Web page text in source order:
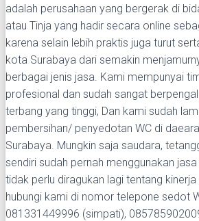
adalah perusahaan yang bergerak di
atau Tinja yang hadir secara online
karena selain lebih praktis juga turut
kota Surabaya dari semakin
berbagai jenis jasa. Kami mempunyai
profesional dan sudah sangat
terbang yang tinggi, Dan kami sudah
pembersihan/ penyedotan WC di
Surabaya. Mungkin saja saudara,
sendiri sudah pernah menggunakan
tidak perlu diragukan lagi tentang
hubungi kami di nomor telepone sedot
081331449996 (simpati),